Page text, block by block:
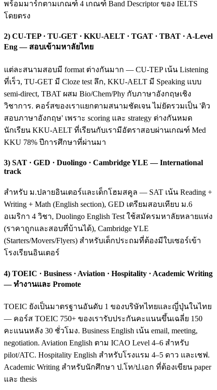
พร้อมมาร์กตามเกณฑ์ 4 เกณฑ์ Band Descriptor ของ IELTS
โดยตรง
2) CU-TEP · TU-GET · KKU-AELT · TGAT · TBAT · A-Level
Eng — สอบเข้ามหาลัยไทย
แต่ละสนามสอบมี format ต่างกันมาก — CU-TEP เน้น Listening
ที่เร็ว, TU-GET มี Cloze test ลึก, KKU-AELT มี Speaking แบบ
semi-direct, TBAT ผสม Bio/Chem/Phy กับภาษาอังกฤษเชิง
วิชาการ. คอร์สของเราแยกตามสนามชัดเจน ไม่ยัดรวมเป็น 'ติว
สอบภาษาอังกฤษ' เพราะ scoring และ strategy ต่างกันหมด
นักเรียน KKU-AELT ที่เรียนกับเรามีอัตราสอบผ่านเกณฑ์ Med
KKU 78% ปีการศึกษาที่ผ่านมา
3) SAT · GED · Duolingo · Cambridge YLE — International
track
สำหรับ ม.ปลายอินเตอร์และเด็กโฮมสคูล — SAT เน้น Reading +
Writing + Math (English section), GED เตรียมสอบเทียบ ม.6
อเมริกา 4 วิชา, Duolingo English Test ใช้สมัครมหาลัยหลายแห่ง
(ราคาถูกและสอบที่บ้านได้), Cambridge YLE
(Starters/Movers/Flyers) สำหรับเด็กประถมที่ต้องมีใบเซอร์เข้า
โรงเรียนอินเตอร์
4) TOEIC · Business · Aviation · Hospitality · Academic Writing
— ทำงานและ Promote
TOEIC ยังเป็นมาตรฐานอันดับ 1 ของบริษัทไทยและญี่ปุ่นในไทย
— คอร์ส TOEIC 750+ ของเรารับประกันคะแนนขึ้นเฉลี่ย 150
คะแนนหลัง 30 ชั่วโมง. Business English เน้น email, meeting,
negotiation. Aviation English ตาม ICAO Level 4–6 สำหรับ
pilot/ATC. Hospitality English สำหรับโรงแรม 4–5 ดาว และเชฟ.
Academic Writing สำหรับนักศึกษา ป.โท/ป.เอก ที่ต้องเขียน paper
และ thesis